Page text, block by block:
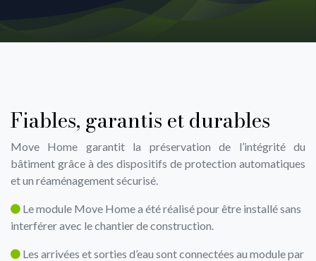
Fiables, garantis et durables
Move Home garantit la préservation de l’intégrité du
bâtiment grâce à des dispositifs de protection automatiques
et un réaménagement sécurisé.
Le module Move Home a été réalisé pour être installé sans
interférer avec le chantier de construction.
Les arrivées et sorties d’eau sont connectées au module par